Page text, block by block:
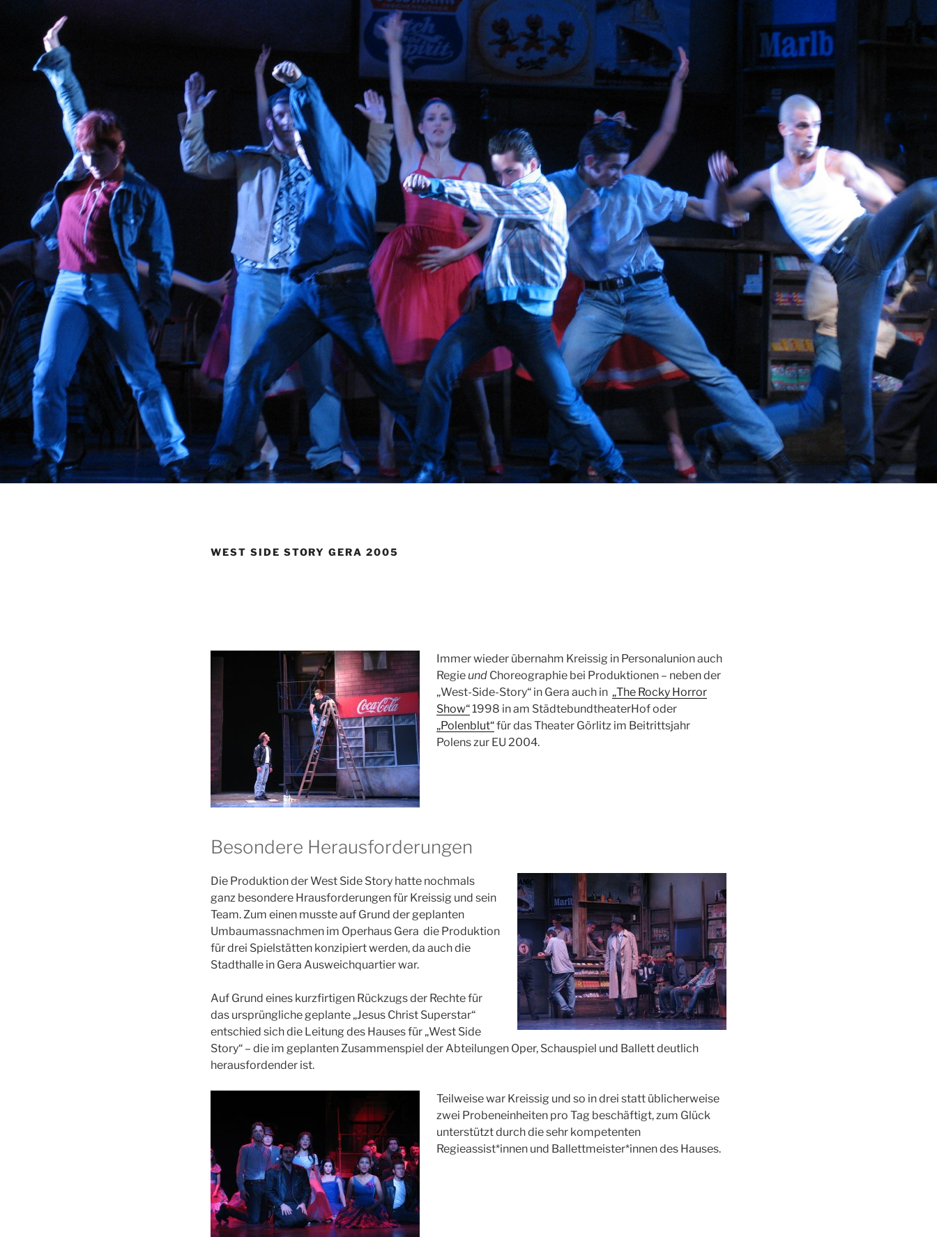
WEST SIDE STORY GERA 2005
Immer wieder übernahm Kreissig in Personalunion auch
Regieund Choreographie bei Produktionen – neben der
„West-Side-Story“ in Gera auch in „The Rocky Horror
Show“1998 in am StädtebundtheaterHof oder
„Polenblut“für das Theater Görlitz im Beitrittsjahr
Polens zur EU 2004.
Besondere Herausforderungen
Die Produktion der West Side Story hatte nochmals
ganz besondere Hrausforderungen für Kreissig und sein
Team. Zum einen musste auf Grund der geplanten
Umbaumassnachmen im Operhaus Gera die Produktion
für drei Spielstätten konzipiert werden, da auch die
Stadthalle in Gera Ausweichquartier war.
Auf Grund eines kurzfirtigen Rückzugs der Rechte für
das ursprüngliche geplante „Jesus Christ Superstar“
entschied sich die Leitung des Hauses für „West Side
Story“ – die im geplanten Zusammenspiel der Abteilungen Oper, Schauspiel und Ballett deutlich
herausfordender ist.
Teilweise war Kreissig und so in drei statt üblicherweise
zwei Probeneinheiten pro Tag beschäftigt, zum Glück
unterstützt durch die sehr kompetenten
Regieassist*innen und Ballettmeister*innen des Hauses.